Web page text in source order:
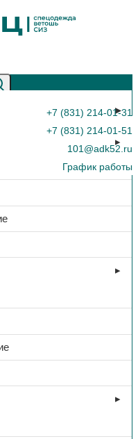
+7 (831) 214-01-31
+7 (831) 214-01-51
101@adk52.ru
График работы
«Гранат», полное
10, красный, арт. KS-